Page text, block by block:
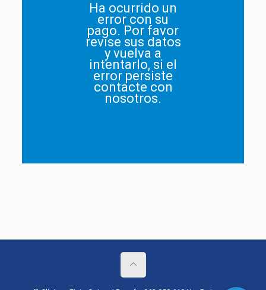
Ha ocurrido un
error con su
pago. Por favor
revise sus datos
y vuelva a
intentarlo, si el
error persiste
contacte con
nosotros.